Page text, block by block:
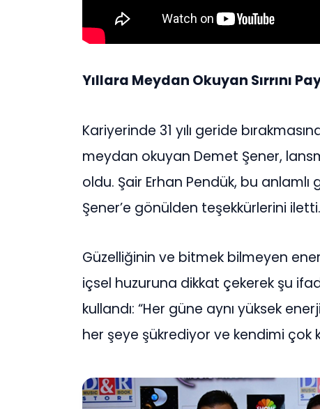
Yıllara Meydan Okuyan Sırrını
Kariyerinde 31 yılı geride
meydan okuyan Demet Şener,
oldu. Şair Erhan Pendük, bu
Şener’e gönülden teşekkürlerini iletti.
Güzelliğinin ve bitmek bilmeyen
içsel huzuruna dikkat çekerek şu
kullandı: “Her güne aynı yüksek
her şeye şükrediyor ve kendimi çok